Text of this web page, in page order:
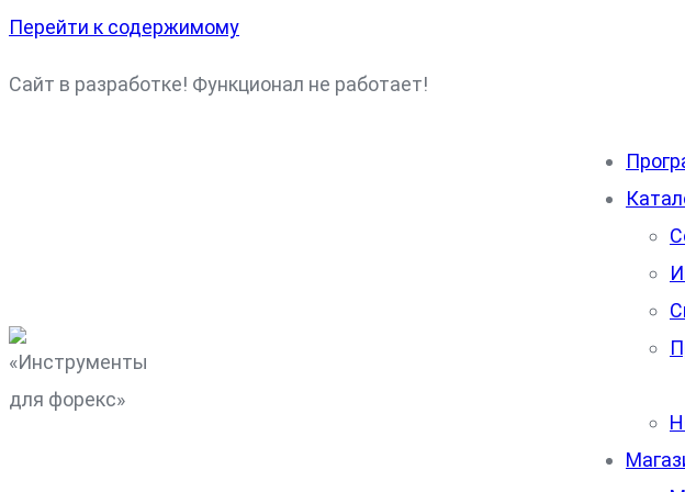
Перейти к содержимому
Сайт в разработке! Функционал не работает!